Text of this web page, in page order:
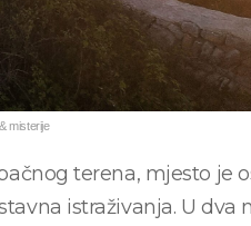
misterije
terena, mjesto je
istraživanja. U dva